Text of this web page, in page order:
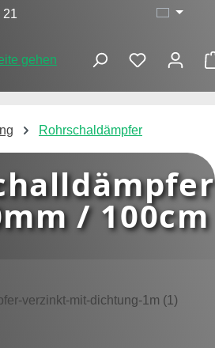
21
Rohrschaldämpfer
/ 100cm